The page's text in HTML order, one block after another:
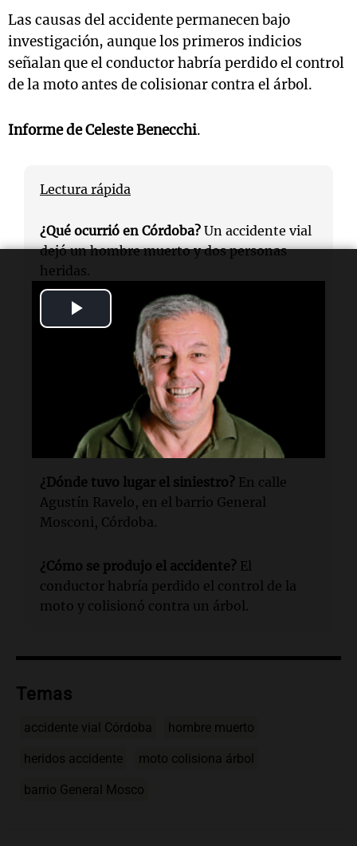
Video
Las causas del accidente permanecen bajo
investigación, aunque los primeros indicios
señalan que el conductor habría perdido el control
de la moto antes de colisionar contra el árbol.
Informe deCeleste Benecchi.
Lectura rápida
¿Qué ocurrió en Córdoba? Un accidente vial
dejó un hombre muerto y dos personas
heridas.
¿Quiénes fueron las víctimas?
fatal fue un hombre de 45 años; los heridos
son una mujer embarazada y un menor de
¿Cuándo sucedió el accidente?El accidente
ocurrió este martes por la tarde.
¿Dónde tuvo lugar el siniestro? En calle
Agustín Ravelo, en el barrio General
Mosconi, Córdoba.
¿Cómo se produjo el accidente? El
conductor habría perdido el control de la
moto y colisionó contra un árbol.
Temas
accidente vial Córdoba hombre muerto
heridos accidente moto colisiona árbol
barrio General Mosco